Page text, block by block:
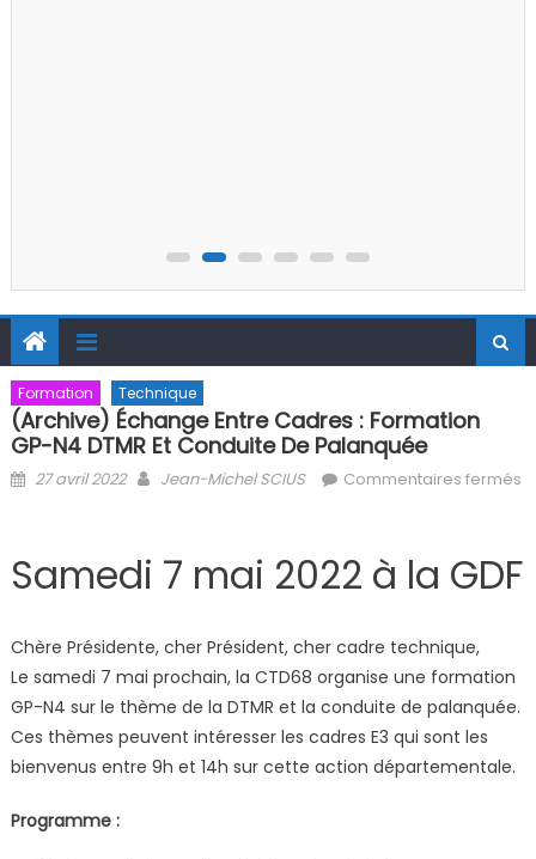
Formation Technique
(Archive) Échange Entre Cadres : Formation
GP-N4 DTMR Et Conduite De Palanquée
Posted on
27 avril 2022 Author
Jean-Michel SCIUS
Commentaires fermés
Samedi 7 mai 2022 à la GDF
Chère Présidente, cher Président, cher cadre technique,
Le samedi 7 mai prochain, la CTD68 organise une formation
GP-N4 sur le thème de la DTMR et la conduite de palanquée.
Ces thèmes peuvent intéresser les cadres E3 qui sont les
bienvenus entre 9h et 14h sur cette action départementale.
Programme :